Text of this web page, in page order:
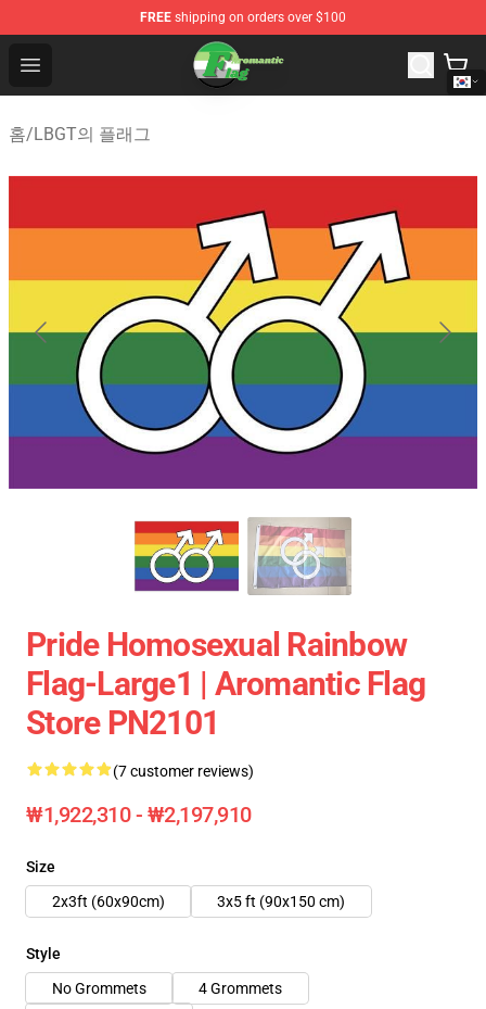
FREE shipping on orders over $100
Open menu
Aromantic Flag Shop - The Best Store of Aromantic Flag
홈/LBGT의 플래그
Pride Homosexual Rainbow
Flag-Large1 | Aromantic Flag
Store PN2101
(7 customer reviews)
₩1,922,310 - ₩2,197,910
Size
2x3ft (60x90cm)
3x5 ft (90x150 cm)
Style
No Grommets
4 Grommets